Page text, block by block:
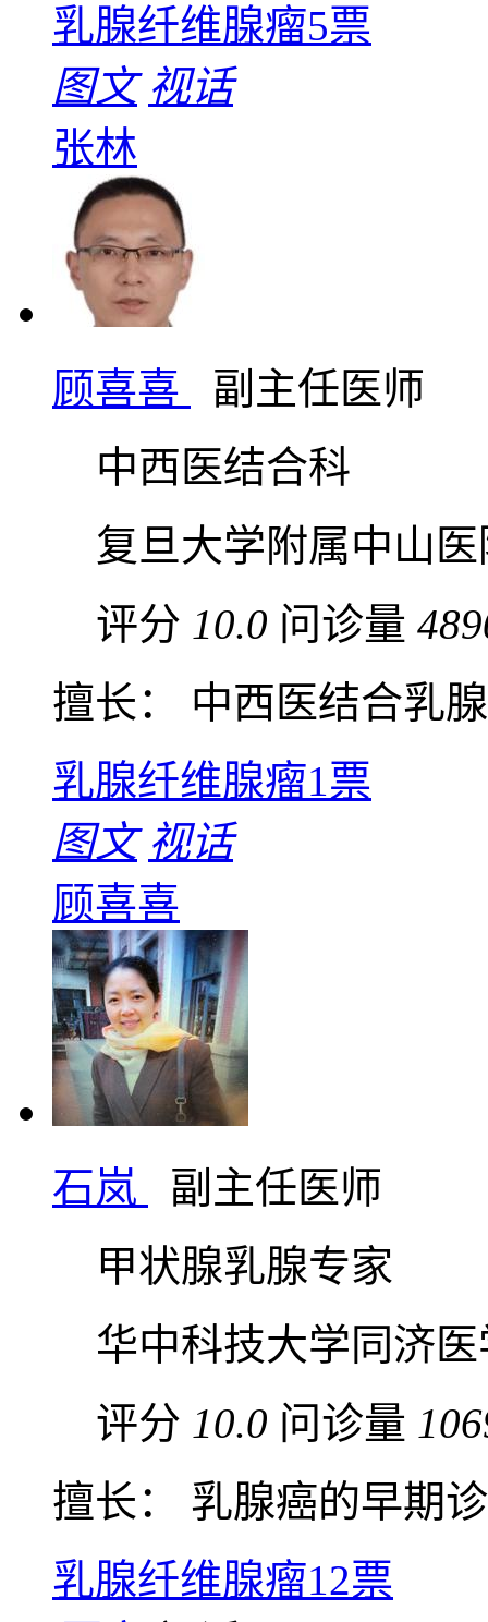
乳腺纤维腺瘤5票
图文 视话
张林
顾喜喜
副主任医师
中西医结合科
复旦大学附属中山医
评分 10.0 问诊量
擅长： 中西医结合乳
乳腺纤维腺瘤1票
图文 视话
顾喜喜
石岚
副主任医师
甲状腺乳腺专家
华中科技大学同济
评分 10.0 问诊量
擅长： 乳腺癌的早期
乳腺纤维腺瘤12票